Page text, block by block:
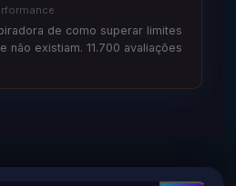
de como superar limites
não existiam. 11.700 avaliações